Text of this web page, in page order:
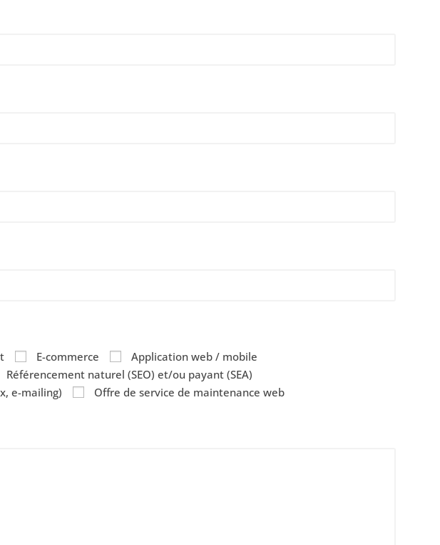
E-commerce
Application web / mobile
Référencement naturel (SEO) et/ou payant (SEA)
e-mailing)
Offre de service de maintenance web